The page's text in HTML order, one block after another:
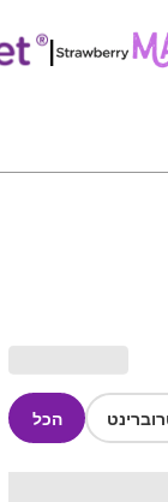
|
הכל